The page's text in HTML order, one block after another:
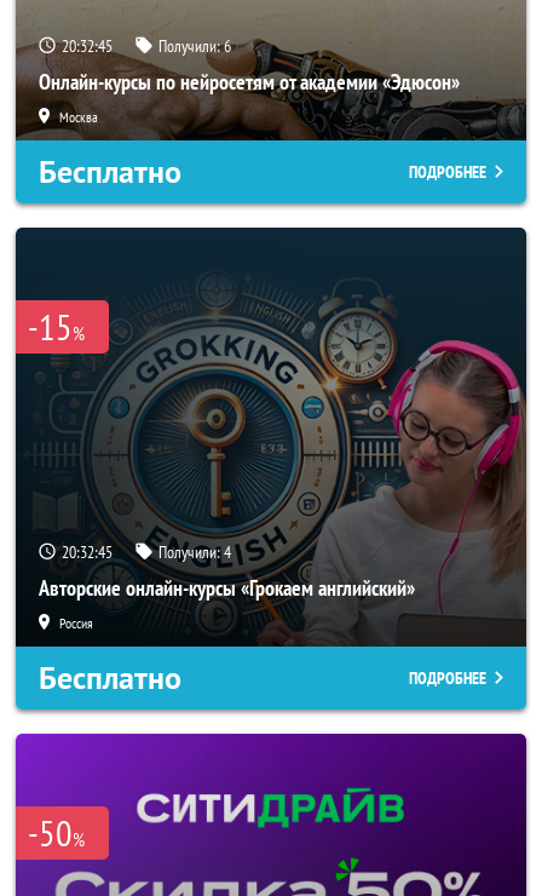
20:32:43 Получили:6
Онлайн-курсы по нейросетям от академии «Эдюсон»
Москва
Бесплатно ПОДРОБНЕЕ
-15%
20:32:43 Получили:4
Авторские онлайн-курсы «Грокаем английский»
Россия
Бесплатно ПОДРОБНЕЕ
-50%